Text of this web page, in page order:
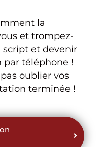
la
et trompez-
script et devenir
par téléphone !
oublier vos
terminée !